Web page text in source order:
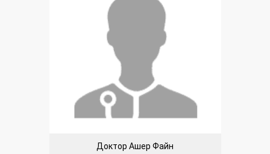
Доктор Ашер Файн